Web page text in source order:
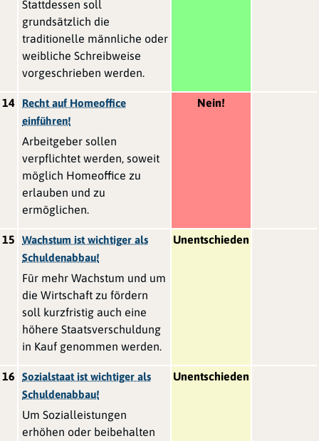
Stattdessen soll
grundsätzlich die
traditionelle männliche oder
weibliche Schreibweise
vorgeschrieben werden.
14
Recht auf Homeoffice
einführen!
Arbeitgeber sollen
verpflichtet werden, soweit
möglich Homeoffice zu
erlauben und zu
ermöglichen.
Nein!
15
Wachstum ist wichtiger als
Schuldenabbau!
Für mehr Wachstum und um
die Wirtschaft zu fördern
soll kurzfristig auch eine
höhere Staatsverschuldung
in Kauf genommen werden.
Unentschieden
16
Sozialstaat ist wichtiger als
Schuldenabbau!
Um Sozialleistungen
erhöhen oder beibehalten
Unentschieden